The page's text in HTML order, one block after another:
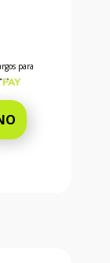
99 cents
para